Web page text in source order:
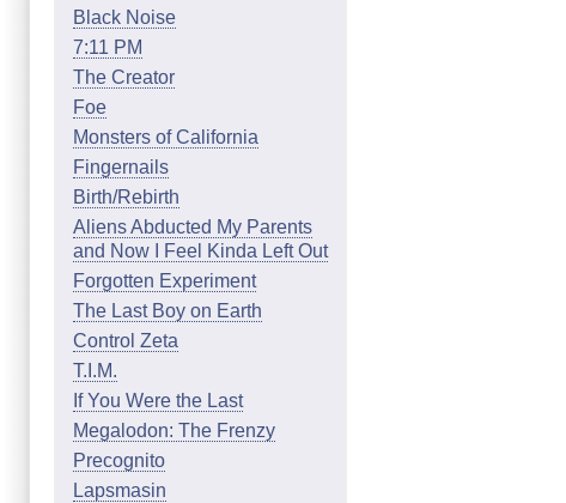
Black Noise
7:11 PM
The Creator
Foe
Monsters of California
Fingernails
Birth/Rebirth
Aliens Abducted My Parents
and Now I Feel Kinda Left Out
Forgotten Experiment
The Last Boy on Earth
Control Zeta
T.I.M.
If You Were the Last
Megalodon: The Frenzy
Precognito
Lapsmasin